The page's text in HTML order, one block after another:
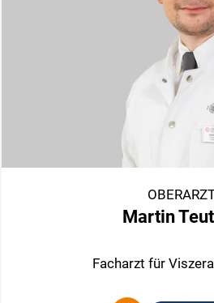
Martin
Facharzt für